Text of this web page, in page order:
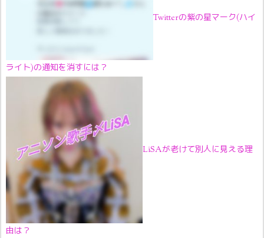
Twitterの紫の星マーク(ハイ
ライト)の通知を消すには？
LiSAが老けて別人に見える理
由は？